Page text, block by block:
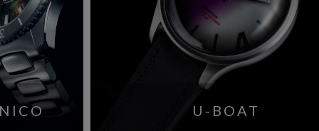
U-BOAT